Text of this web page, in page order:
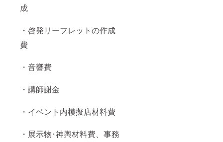
成
・啓発リーフレットの作成
費
・音響費
・講師謝金
・イベント内模擬店材料費
・展示物･神輿材料費、事務